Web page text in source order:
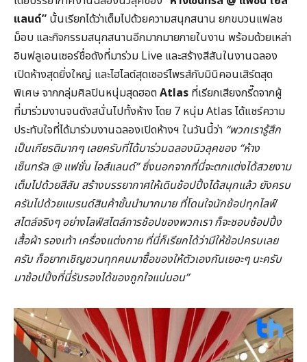
แลนด์” นั้นเรียกได้ว่าเต็มไปด้วยความสนุกสนาน ยกขบวนแฟลช
ม็อบ และกิจกรรมสนุกสนานอีกมากมายภายในงาน พร้อมด้วยเหล่า
อินฟลูเอนเซอร์ชื่อดังที่มาร่วม Live และสร้างสีสันในงานฉลอง
เปิดห้างสุดยิ่งใหญ่ และไฮไลต์สุดเซอร์ไพรส์กับมินิคอนเสิร์ตสุด
พิเศษ จากกลุ่มศิลปินหนุ่มสุดฮอตAtlas ที่เรียกเสียงกรี๊ดจากผู้
ที่มาร่วมงานจนดังสนั่นไปทั้งห้าง โดย 7 หนุ่ม Atlas ได้แชร์ความ
ประทับใจที่ได้มาร่วมงานฉลองเปิดห้างฯ ในวันนี้ว่า “พวกเรารู้สึก
เป็นเกียรติมากๆ เลยครับที่ได้มาร่วมฉลองนิวลุคของ “ห้าง
เซ็นทรัล @ แฟชั่น ไอส์แลนด์”ซึ่งนอกจากที่นี่จะตกแต่งได้สวยงาม
เต็มไปด้วยสีสัน สร้างบรรยากาศให้เดินช้อปปิ้งได้สนุกแล้ว ยังครบ
ครันไปด้วยแบรนด์สินค้าชั้นนำมากมาย ที่โดนใจนักช้อปทุกไลฟ์
สไตล์จริงๆ อย่างไลฟ์สไตล์การช้อปของพวกเรา ก็จะชอบช้อปปิ้ง
เสื้อผ้า รองเท้า เครื่องแต่งกาย ที่นี่ก็เรียกได้ว่ามีให้ช้อปครบเลย
ครับ ก็อยากเชิญชวนทุกคนมาซื้อของให้ตัวเองกันเยอะๆ นะครับ
มาช้อปปิ้งที่นี่รับรองได้ของถูกใจแน่นอน”